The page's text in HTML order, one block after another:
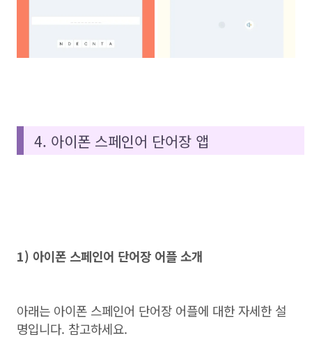
4. 아이폰 스페인어 단어장 앱
1) 아이폰 스페인어 단어장 어플 소개
아래는 아이폰 스페인어 단어장 어플에 대한 자세한 설
명입니다. 참고하세요.